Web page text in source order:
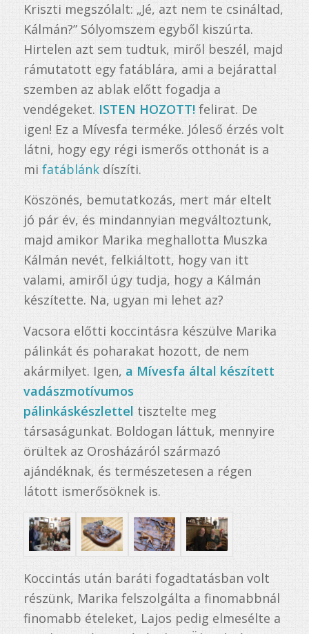
Kriszti megszólalt: „Jé, azt nem te csináltad,
Kálmán?” Sólyomszem egyből kiszúrta.
Hirtelen azt sem tudtuk, miről beszél, majd
rámutatott egy fatáblára, ami a bejárattal
szemben az ablak előtt fogadja a
vendégeket. ISTEN HOZOTT!felirat. De
igen! Ez a Mívesfa terméke. Jóleső érzés volt
látni, hogy egy régi ismerős otthonát is a
mi fatáblánkdíszíti.
Köszönés, bemutatkozás, mert már eltelt
jó pár év, és mindannyian megváltoztunk,
majd amikor Marika meghallotta Muszka
Kálmán nevét, felkiáltott, hogy van itt
valami, amiről úgy tudja, hogy a Kálmán
készítette. Na, ugyan mi lehet az?
Vacsora előtti koccintásra készülve Marika
pálinkát és poharakat hozott, de nem
akármilyet. Igen, a Mívesfa által készített
vadászmotívumos
pálinkáskészlettel tisztelte meg
társaságunkat. Boldogan láttuk, mennyire
örültek az Orosházáról származó
ajándéknak, és természetesen a régen
látott ismerősöknek is.
Koccintás után baráti fogadtatásban volt
részünk, Marika felszolgálta a finomabbnál
finomabb ételeket, Lajos pedig elmesélte a